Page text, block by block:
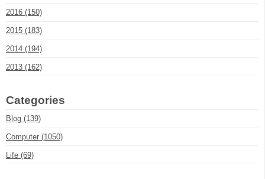
2016 (150)
2015 (183)
2014 (194)
2013 (162)
Categories
Blog (139)
Computer (1050)
Life (69)